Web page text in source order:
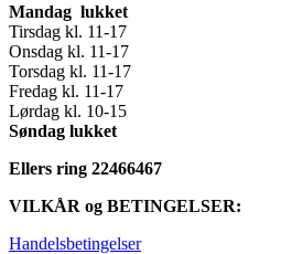
Mandag lukket
Tirsdag kl. 11-17
Onsdag kl. 11-17
Torsdag kl. 11-17
Fredag kl. 11-17
Lørdag kl. 10-15
Søndag lukket
Ellers ring 22466467
VILKÅR og BETINGELSER:
Handelsbetingelser